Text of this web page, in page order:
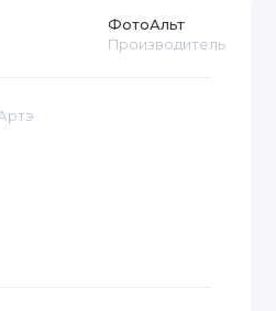
ФотоАльт
Производитель